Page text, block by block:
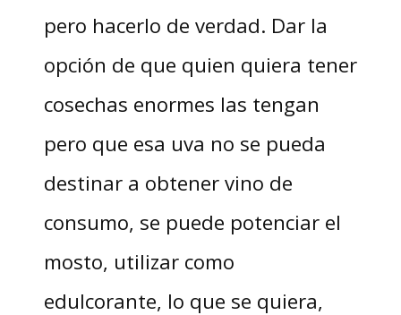
pero hacerlo de verdad. Dar la
opción de que quien quiera tener
cosechas enormes las tengan
pero que esa uva no se pueda
destinar a obtener vino de
consumo, se puede potenciar el
mosto, utilizar como
edulcorante, lo que se quiera,